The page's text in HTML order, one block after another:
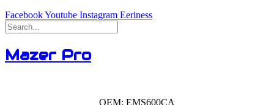
FacebookYoutube Instagram Eeriness
Mazer Pro
OEM: EMS600CA